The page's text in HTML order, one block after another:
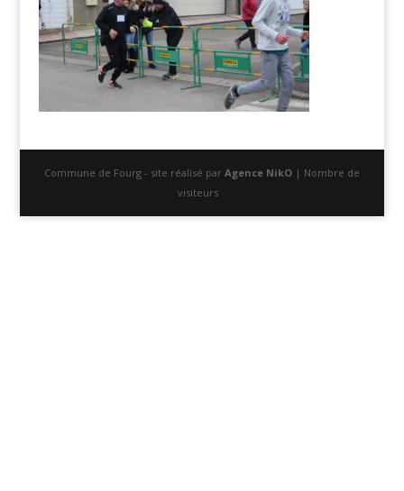
Commune de Fourg - site réalisé par Agence NikO| Nombre de
visiteurs